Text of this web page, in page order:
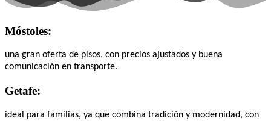
Móstoles:
una gran oferta de pisos, con precios ajustados y buena
comunicación en transporte.
Getafe:
ideal para familias, ya que combina tradición y modernidad, con